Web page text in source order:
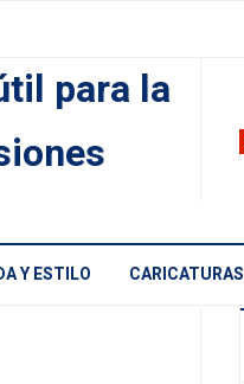
para la
Y ESTILO CARICATURAS